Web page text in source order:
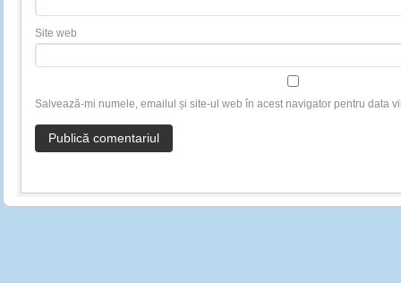
Site web
Salvează-mi numele, emailul și site-ul web în acest navigator pentru data